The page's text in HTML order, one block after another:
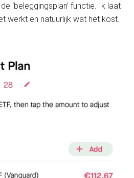
‘beleggingsplan’ functie. Ik laat
werkt en natuurlijk wat het kost.